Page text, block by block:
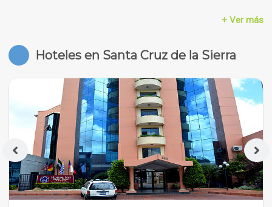
+ Ver más
Hoteles en Santa Cruz de la Sierra